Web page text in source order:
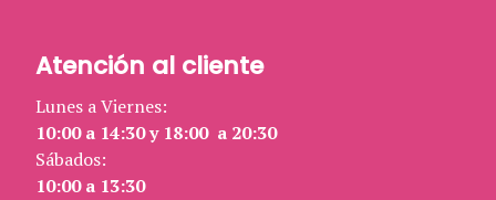
Atención al cliente
Lunes a Viernes:
10:00 a 14:30 y 18:00 a 20:30
Sábados:
10:00 a 13:30